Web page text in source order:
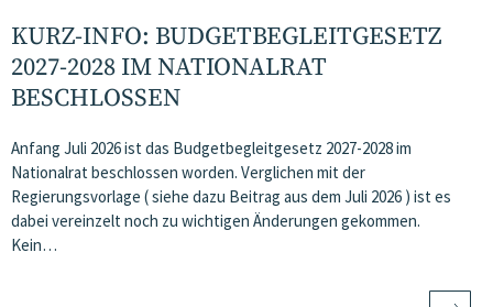
KURZ-INFO: BUDGETBEGLEITGESETZ
2027-2028 IM NATIONALRAT
BESCHLOSSEN
Anfang Juli 2026 ist das Budgetbegleitgesetz 2027-2028 im
Nationalrat beschlossen worden. Verglichen mit der
Regierungsvorlage ( siehe dazu Beitrag aus dem Juli 2026 ) ist es
dabei vereinzelt noch zu wichtigen Änderungen gekommen.
Kein…